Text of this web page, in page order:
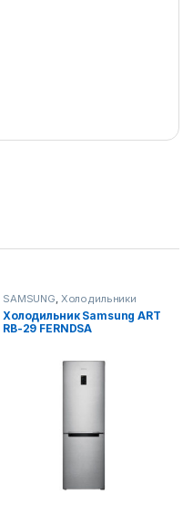
SAMSUNG, Холодильники
Холодильник Samsung ART
RB-29 FERNDSA